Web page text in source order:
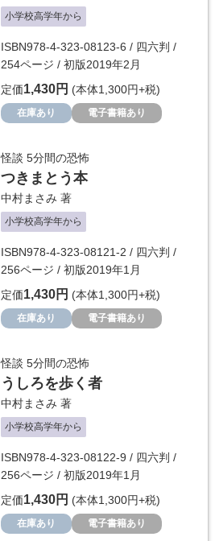
小学校高学年から
ISBN978-4-323-08123-6 / 四六判 /
254ページ / 初版2019年2月
定価1,430円 (本体1,300円+税)
在庫あり 電子書籍あり
怪談 5分間の恐怖
つきまとう本
中村まさみ 著
小学校高学年から
ISBN978-4-323-08121-2 / 四六判 /
256ページ / 初版2019年1月
定価1,430円 (本体1,300円+税)
在庫あり 電子書籍あり
怪談 5分間の恐怖
うしろを歩く者
中村まさみ 著
小学校高学年から
ISBN978-4-323-08122-9 / 四六判 /
256ページ / 初版2019年1月
定価1,430円 (本体1,300円+税)
在庫あり 電子書籍あり